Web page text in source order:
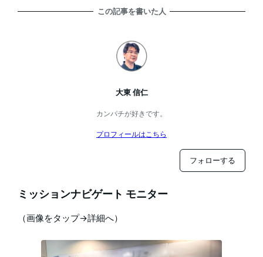
この記事を書いた人
大東 信仁
カンパチが好きです。
プロフィールはこちら
フォローする
ミッションナビゲート モニター
（画像をタップ→詳細へ）